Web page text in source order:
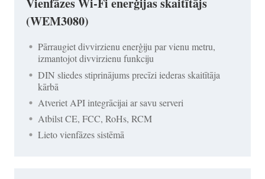
Vienfāzes Wi-Fi enerģijas skaitītājs
(WEM3080)
Pārraugiet divvirzienu enerģiju par vienu metru,
izmantojot divvirzienu funkciju
DIN sliedes stiprinājums precīzi iederas skaitītāja
kārbā
Atveriet API integrācijai ar savu serveri
Atbilst CE, FCC, RoHs, RCM
Lieto vienfāzes sistēmā